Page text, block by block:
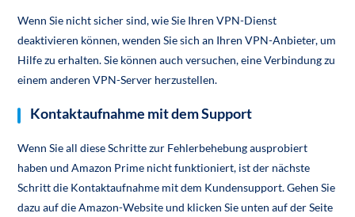
Wenn Sie nicht sicher sind, wie Sie Ihren VPN-Dienst
deaktivieren können, wenden Sie sich an Ihren VPN-Anbieter, um
Hilfe zu erhalten. Sie können auch versuchen, eine Verbindung zu
einem anderen VPN-Server herzustellen.
Kontaktaufnahme mit dem Support
Wenn Sie all diese Schritte zur Fehlerbehebung ausprobiert
haben und Amazon Prime nicht funktioniert, ist der nächste
Schritt die Kontaktaufnahme mit dem Kundensupport. Gehen Sie
dazu auf die Amazon-Website und klicken Sie unten auf der Seite